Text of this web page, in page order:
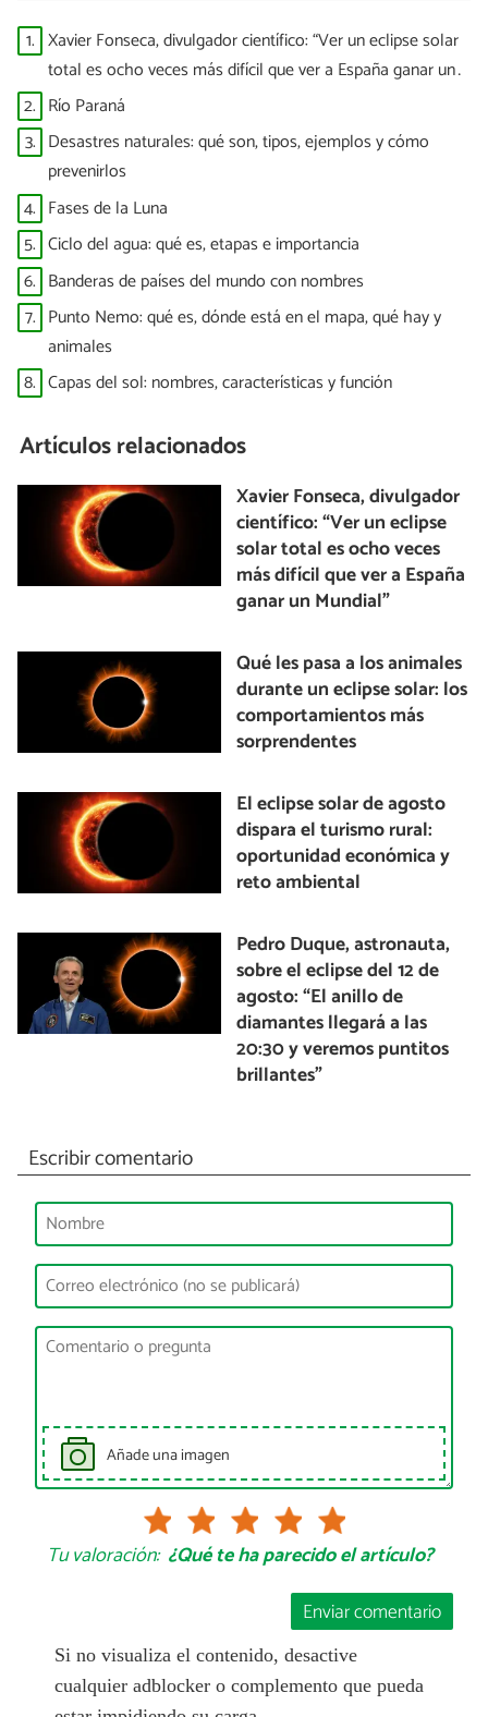
1. Xavier Fonseca, divulgador científico: “Ver un eclipse solar
total es ocho veces más difícil que ver a España ganar un
Mundial”
2. Río Paraná
3. Desastres naturales: qué son, tipos, ejemplos y cómo
prevenirlos
4. Fases de la Luna
5. Ciclo del agua: qué es, etapas e importancia
6. Banderas de países del mundo con nombres
7. Punto Nemo: qué es, dónde está en el mapa, qué hay y
animales
8. Capas del sol: nombres, características y función
Artículos relacionados
Xavier Fonseca, divulgador
científico: “Ver un eclipse
solar total es ocho veces
más difícil que ver a España
ganar un Mundial”
Qué les pasa a los animales
durante un eclipse solar: los
comportamientos más
sorprendentes
El eclipse solar de agosto
dispara el turismo rural:
oportunidad económica y
reto ambiental
Pedro Duque, astronauta,
sobre el eclipse del 12 de
agosto: “El anillo de
diamantes llegará a las
20:30 y veremos puntitos
brillantes”
Escribir comentario
Añade una imagen
Tu valoración: ¿Qué te ha parecido el artículo?
Enviar comentario
Si no visualiza el contenido, desactive
cualquier adblocker o complemento que pueda